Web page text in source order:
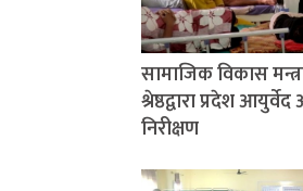
सामाजिक विकास
श्रेष्ठद्वारा प्रदेश
निरीक्षण